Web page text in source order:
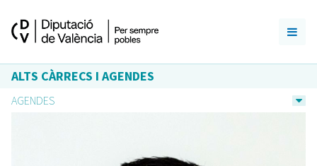
ALTS CÀRRECS I AGENDES
AGENDES